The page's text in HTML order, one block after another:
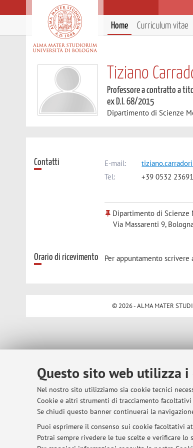
Questo sito web utilizza i
Nel nostro sito utilizziamo sia cookie tecnici
Cookie e altri strumenti di tracciamento
Se chiudi questo banner continuerai la
Puoi esprimere il consenso sui cookie facoltativi
Potrai sempre rivedere le tue scelte e verificare
Home Curriculum vitae
Tiziano
Professore a contratto a
ex D.I. 68/2015
Dipartimento di Scienze
Contatti E-mail:
Tel:
+39 0532
Dipartimento di Scienze
Via Massarenti 9,
Orario di ricevimento Per appuntamento scrivere
© 2026 - ALMA MATER